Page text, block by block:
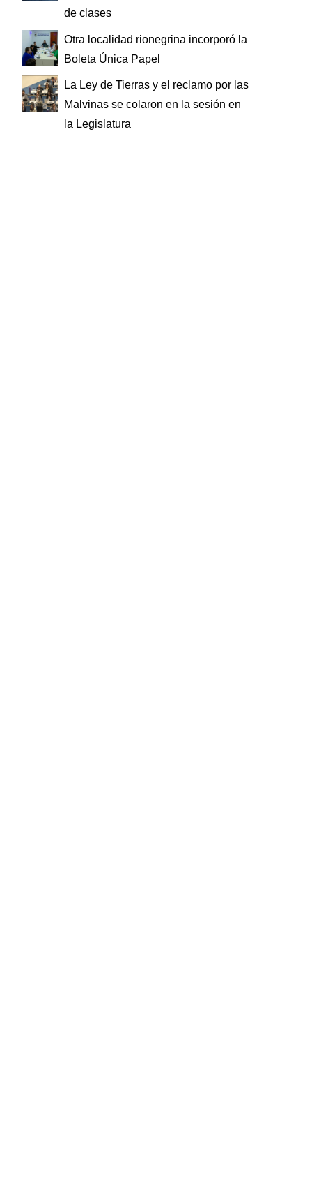
de clases
Otra localidad rionegrina incorporó la
Boleta Única Papel
La Ley de Tierras y el reclamo por las
Malvinas se colaron en la sesión en
la Legislatura